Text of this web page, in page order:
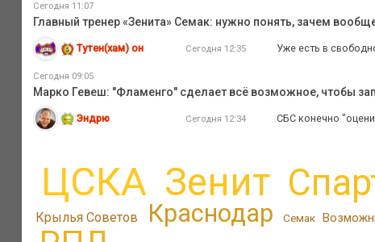
Сегодня 11:07
Главный тренер «Зенита» Семак: нужно понять, зачем
Тутен(хам) он Сегодня 12:35 Уже есть в
Сегодня 09:05
Марко Гевеш: "Фламенго" сделает всё возможное, чтобы
Эндрю Сегодня 12:34 СБС конечно
ЦСКА Зенит
Крылья Советов Краснодар Семак